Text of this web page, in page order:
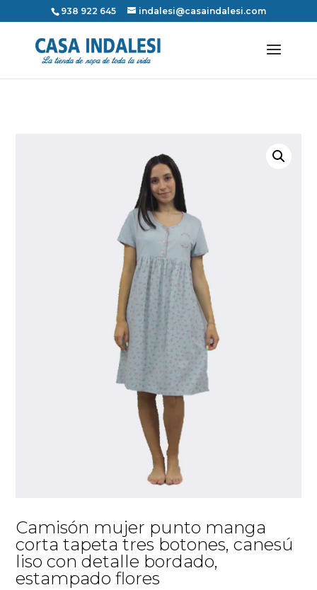
938 922 645 indalesi@casaindalesi.com
Camisón mujer punto manga
corta tapeta tres botones, canesú
liso con detalle bordado,
estampado flores